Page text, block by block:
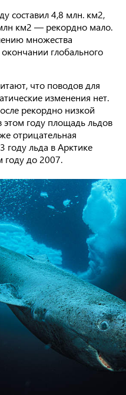
составил 4,8 млн. км2,
км2 — рекордно мало.
множества
глобального
что поводов для
изменения нет.
рекордно низкой
этом году площадь льдов
отрицательная
году льда в Арктике
до 2007.